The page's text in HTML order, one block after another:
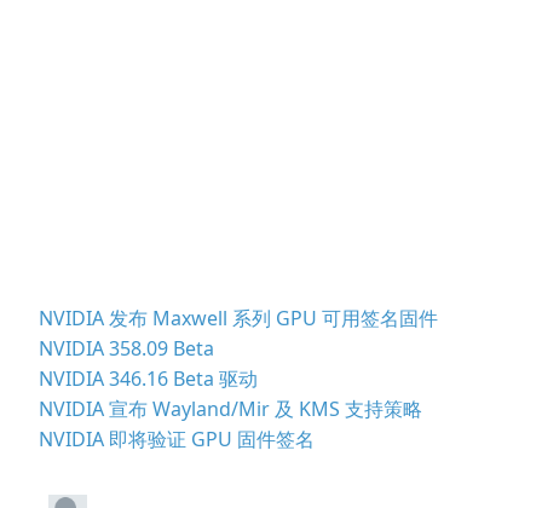
NVIDIA 发布 Maxwell 系列 GPU 可用签名固件
NVIDIA 358.09 Beta
NVIDIA 346.16 Beta 驱动
NVIDIA 宣布 Wayland/Mir 及 KMS 支持策略
NVIDIA 即将验证 GPU 固件签名